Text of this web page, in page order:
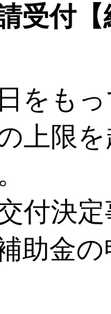
受付
をも
上限
付決
助金